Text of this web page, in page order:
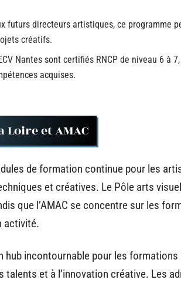
futurs directeurs artistiques, ce programme
créatifs.
Nantes sont certifiés RNCP de niveau 6 à
acquises.
Loire et AMAC
de formation continue pour les
et créatives. Le Pôle arts
que l’AMAC se concentre sur les
activité.
hub incontournable pour les
talents et à l’innovation créative. Les